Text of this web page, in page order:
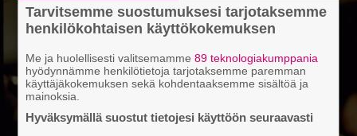
Tarvitsemme suostumuksesi tarjotaksemme
henkilökohtaisen käyttökokemuksen
Me ja huolellisesti valitsemamme89 teknologiakumppania
hyödynnämme henkilötietoja tarjotaksemme paremman
käyttäjäkokemuksen sekä kohdentaaksemme sisältöä ja
mainoksia.
Hyväksymällä suostut tietojesi käyttöön seuraavasti